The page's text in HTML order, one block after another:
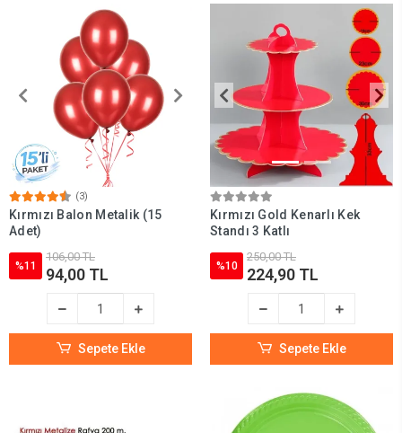
(3)
Kırmızı Balon Metalik (15
Adet)
%11
106,00 TL
94,00 TL
Sepete Ekle
Kırmızı Gold Kenarlı Kek
Standı 3 Katlı
%10
250,00 TL
224,90 TL
Sepete Ekle